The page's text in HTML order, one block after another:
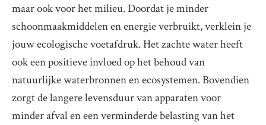
maar ook voor het milieu. Doordat je minder
schoonmaakmiddelen en energie verbruikt, verklein je
jouw ecologische voetafdruk. Het zachte water heeft
ook een positieve invloed op het behoud van
natuurlijke waterbronnen en ecosystemen. Bovendien
zorgt de langere levensduur van apparaten voor
minder afval en een verminderde belasting van het